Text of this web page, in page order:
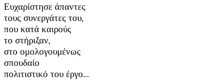
Ευχαρίστησε άπαντες
τους συνεργάτες του,
που κατά καιρούς
το στήριξαν,
στο ομολογουμένως
σπουδαίο
πολιτιστικό του έργο…